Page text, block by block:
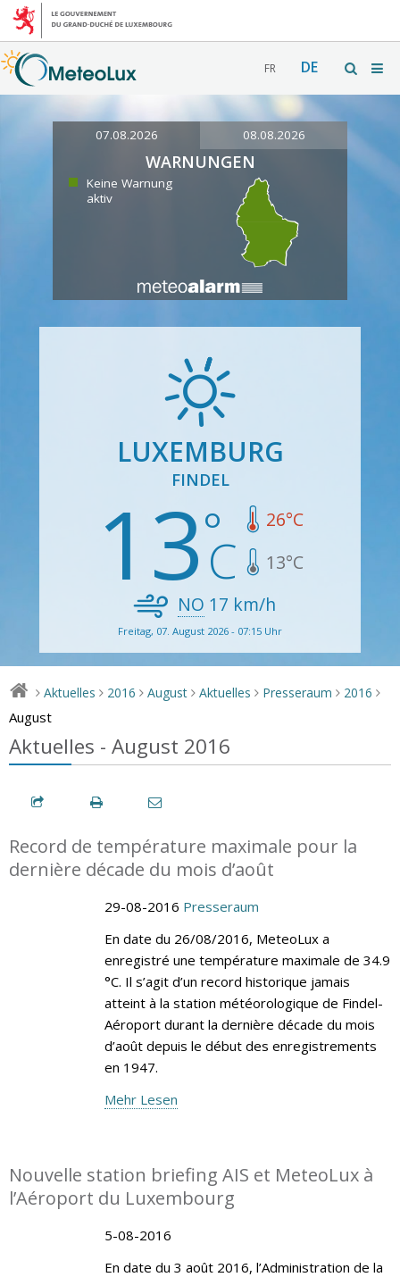
FR DE
07.08.2026 08.08.2026
WARNUNGEN
Keine Warnung
aktiv
LUXEMBURG
FINDEL
13 26°C
13°C
NO 17 km/h
Freitag, 07. August 2026 - 07:15 Uhr
> Aktuelles > 2016 > August > Aktuelles > Presseraum > 2016 >
August
Aktuelles - August 2016
Record de température maximale pour la
dernière décade du mois d’août
29-08-2016 Presseraum
En date du 26/08/2016, MeteoLux a
enregistré une température maximale de 34.9
°C. Il s’agit d’un record historique jamais
atteint à la station météorologique de Findel-
Aéroport durant la dernière décade du mois
d’août depuis le début des enregistrements
en 1947.
Mehr Lesen
Nouvelle station briefing AIS et MeteoLux à
l’Aéroport du Luxembourg
5-08-2016
En date du 3 août 2016, l’Administration de la